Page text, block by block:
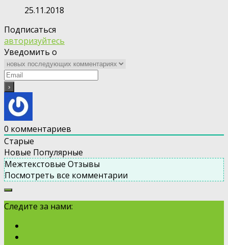
25.11.2018
Подписаться
авторизуйтесь
Уведомить о
0 комментариев
Старые
Новые Популярные
Межтекстовые Отзывы
Посмотреть все комментарии
Следите за нами: